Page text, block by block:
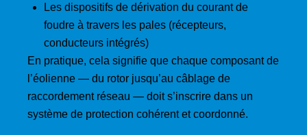
Les dispositifs de dérivation du courant de
foudre à travers les pales (récepteurs,
conducteurs intégrés)
En pratique, cela signifie que chaque composant de
l’éolienne — du rotor jusqu’au câblage de
raccordement réseau — doit s’inscrire dans un
système de protection cohérent et coordonné.